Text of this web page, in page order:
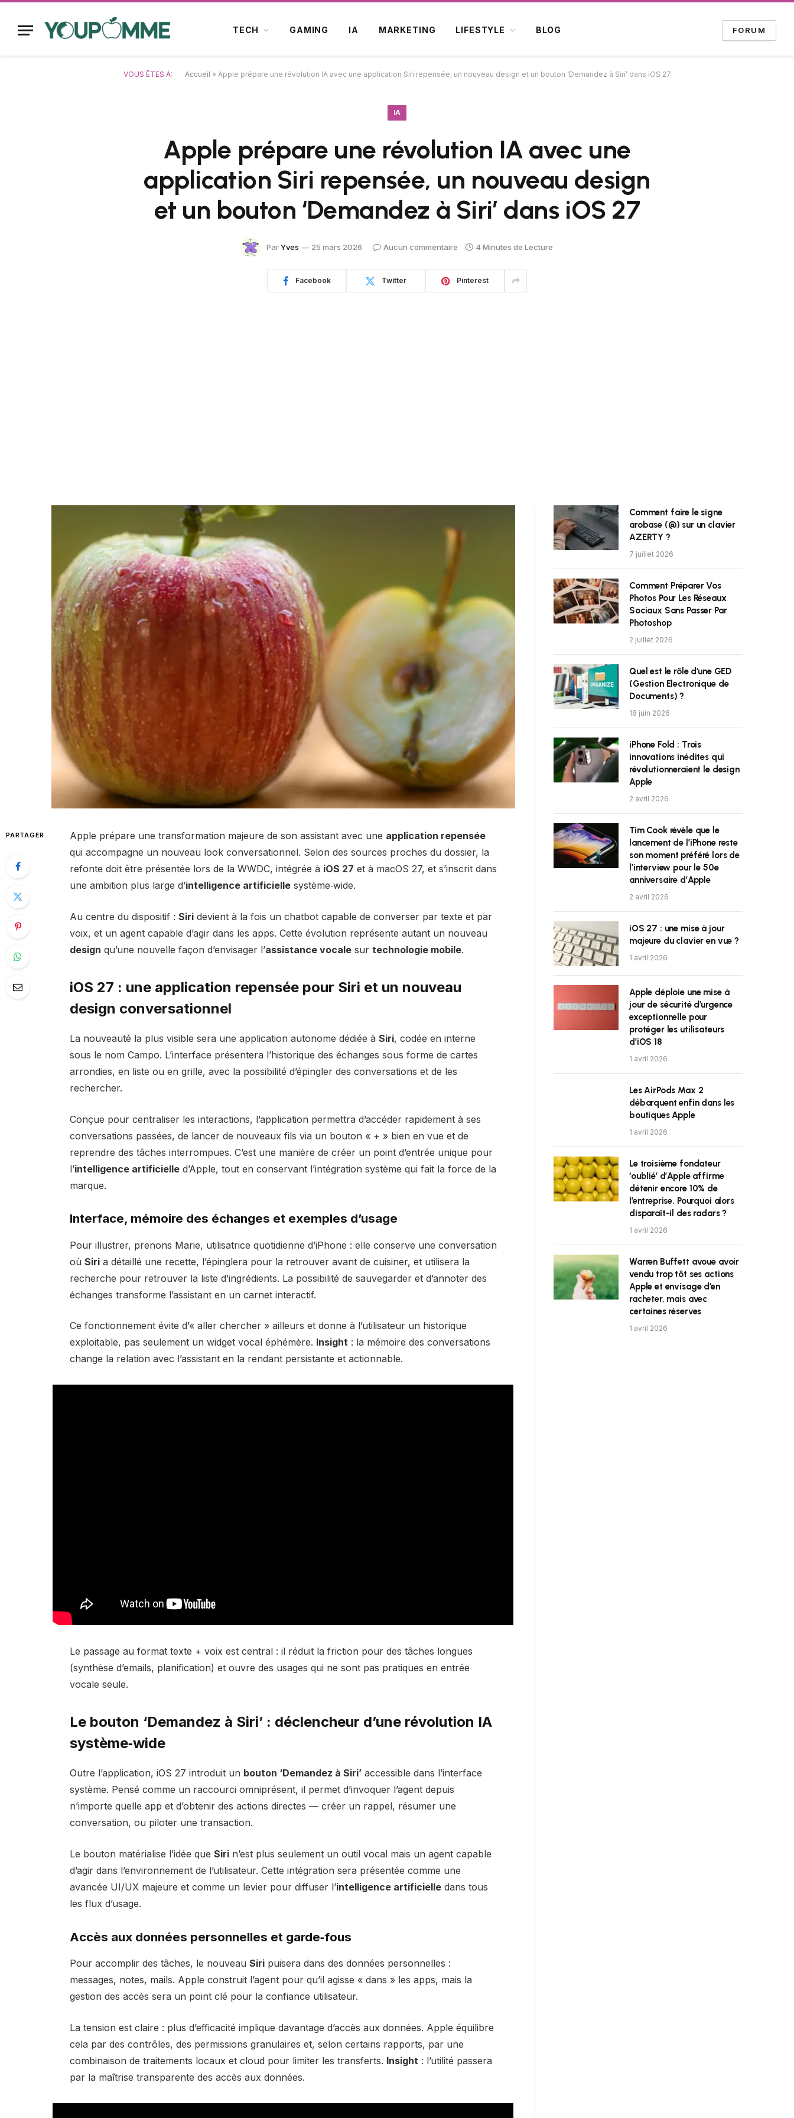
TECH GAMING IA MARKETING LIFESTYLE BLOG FORUM
VOUS ÊTES À: Accueil » Apple prépare une révolution IA avec une application Siri repensée, un nouveau design et un bouton ‘Demandez à Siri’ dans iOS 27
IA
Apple prépare une révolution IA avec une
application Siri repensée, un nouveau design
et un bouton ‘Demandez à Siri’ dans iOS 27
ParYves 25 mars 2026 Aucun commentaire 4 Minutes de Lecture
Facebook Twitter Pinterest
PARTAGER Apple prépare une transformation majeure de son assistant avec une application repensée
qui accompagne un nouveau look conversationnel. Selon des sources proches du dossier, la
refonte doit être présentée lors de la WWDC, intégrée à iOS 27 et à macOS 27, et s’inscrit dans
une ambition plus large d’intelligence artificiellesystème‑wide.
Au centre du dispositif : Siridevient à la fois un chatbot capable de converser par texte et par
voix, et un agent capable d’agir dans les apps. Cette évolution représente autant un nouveau
design qu’une nouvelle façon d’envisager l’assistance vocalesur technologie mobile.
iOS 27 : une application repenséepour Siri et un nouveau
design conversationnel
La nouveauté la plus visible sera une application autonome dédiée à Siri, codée en interne
sous le nom Campo. L’interface présentera l’historique des échanges sous forme de cartes
arrondies, en liste ou en grille, avec la possibilité d’épingler des conversations et de les
rechercher.
Conçue pour centraliser les interactions, l’application permettra d’accéder rapidement à ses
conversations passées, de lancer de nouveaux fils via un bouton « + » bien en vue et de
reprendre des tâches interrompues. C’est une manière de créer un point d’entrée unique pour
l’intelligence artificielled’Apple, tout en conservant l’intégration système qui fait la force de la
marque.
Interface, mémoire des échanges et exemples d’usage
Pour illustrer, prenons Marie, utilisatrice quotidienne d’iPhone : elle conserve une conversation
où Siria détaillé une recette, l’épinglera pour la retrouver avant de cuisiner, et utilisera la
recherche pour retrouver la liste d’ingrédients. La possibilité de sauvegarder et d’annoter des
échanges transforme l’assistant en un carnet interactif.
Ce fonctionnement évite d’« aller chercher » ailleurs et donne à l’utilisateur un historique
exploitable, pas seulement un widget vocal éphémère. Insight: la mémoire des conversations
change la relation avec l’assistant en la rendant persistante et actionnable.
Le passage au format texte + voix est central : il réduit la friction pour des tâches longues
(synthèse d’emails, planification) et ouvre des usages qui ne sont pas pratiques en entrée
vocale seule.
Le bouton ‘Demandez à Siri’: déclencheur d’une révolution IA
système‑wide
Outre l’application, iOS 27 introduit un bouton ‘Demandez à Siri’accessible dans l’interface
système. Pensé comme un raccourci omniprésent, il permet d’invoquer l’agent depuis
n’importe quelle app et d’obtenir des actions directes — créer un rappel, résumer une
conversation, ou piloter une transaction.
Le bouton matérialise l’idée que Sirin’est plus seulement un outil vocal mais un agent capable
d’agir dans l’environnement de l’utilisateur. Cette intégration sera présentée comme une
avancée UI/UX majeure et comme un levier pour diffuser l’intelligence artificielledans tous
les flux d’usage.
Accès aux données personnelles et garde‑fous
Pour accomplir des tâches, le nouveau Siripuisera dans des données personnelles :
messages, notes, mails. Apple construit l’agent pour qu’il agisse « dans » les apps, mais la
gestion des accès sera un point clé pour la confiance utilisateur.
La tension est claire : plus d’efficacité implique davantage d’accès aux données. Apple équilibre
cela par des contrôles, des permissions granulaires et, selon certains rapports, par une
combinaison de traitements locaux et cloud pour limiter les transferts. Insight : l’utilité passera
par la maîtrise transparente des accès aux données.
Comment faire le signe
arobase (@) sur un clavier
AZERTY ?
7 juillet 2026
Comment Préparer Vos
Photos Pour Les Réseaux
Sociaux Sans Passer Par
Photoshop
2 juillet 2026
Quel est le rôle d’une GED
(Gestion Electronique de
Documents) ?
18 juin 2026
iPhone Fold : Trois
innovations inédites qui
révolutionneraient le design
Apple
2 avril 2026
Tim Cook révèle que le
lancement de l’iPhone reste
son moment préféré lors de
l’interview pour le 50e
anniversaire d’Apple
2 avril 2026
iOS 27 : une mise à jour
majeure du clavier en vue ?
1 avril 2026
Apple déploie une mise à
jour de sécurité d’urgence
exceptionnelle pour
protéger les utilisateurs
d’iOS 18
1 avril 2026
Les AirPods Max 2
débarquent enfin dans les
boutiques Apple
1 avril 2026
Le troisième fondateur
‘oublié’ d’Apple affirme
détenir encore 10% de
l’entreprise. Pourquoi alors
disparaît-il des radars ?
1 avril 2026
Warren Buffett avoue avoir
vendu trop tôt ses actions
Apple et envisage d’en
racheter, mais avec
certaines réserves
1 avril 2026